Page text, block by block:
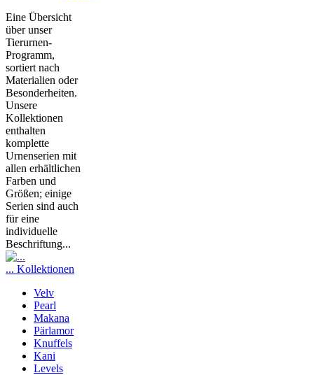
Eine Übersicht
über unser
Tierurnen-
Programm,
sortiert nach
Materialien oder
Besonderheiten.
Unsere
Kollektionen
enthalten
komplette
Urnenserien mit
allen erhältlichen
Farben und
Größen; einige
Serien sind auch
für eine
individuelle
Beschriftung...
... Kollektionen
Velv
Pearl
Makana
Pärlamor
Knuffels
Kani
Levels